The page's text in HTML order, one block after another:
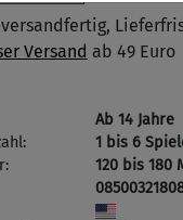
Versand ab 49 Euro
Ab 14 Jahre
1 bis 6
120 bis 180